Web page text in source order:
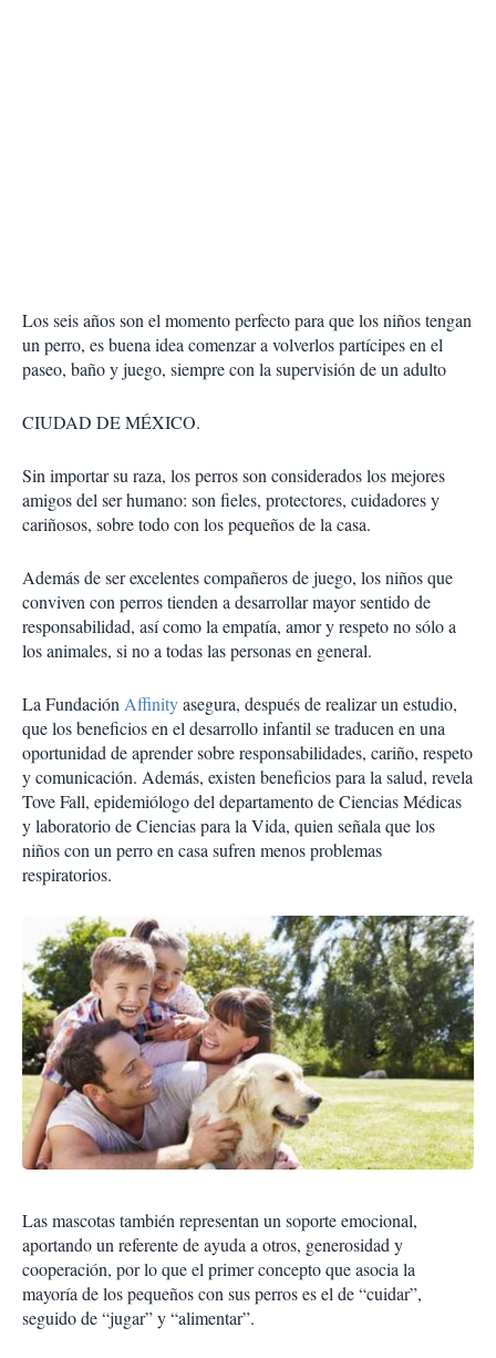
Los seis años son el momento perfecto para que los niños tengan
un perro, es buena idea comenzar a volverlos partícipes en el
paseo, baño y juego, siempre con la supervisión de un adulto
CIUDAD DE MÉXICO.
Sin importar su raza, los perros son considerados los mejores
amigos del ser humano: son fieles, protectores, cuidadores y
cariñosos, sobre todo con los pequeños de la casa.
Además de ser excelentes compañeros de juego, los niños que
conviven con perros tienden a desarrollar mayor sentido de
responsabilidad, así como la empatía, amor y respeto no sólo a
los animales, si no a todas las personas en general.
La FundaciónAffinityasegura, después de realizar un estudio,
que los beneficios en el desarrollo infantil se traducen en una
oportunidad de aprender sobre responsabilidades, cariño, respeto
y comunicación. Además, existen beneficios para la salud, revela
Tove Fall, epidemiólogo del departamento de Ciencias Médicas
y laboratorio de Ciencias para la Vida, quien señala que los
niños con un perro en casa sufren menos problemas
respiratorios.
Las mascotas también representan un soporte emocional,
aportando un referente de ayuda a otros, generosidad y
cooperación, por lo que el primer concepto que asocia la
mayoría de los pequeños con sus perros es el de “cuidar”,
seguido de “jugar” y “alimentar”.